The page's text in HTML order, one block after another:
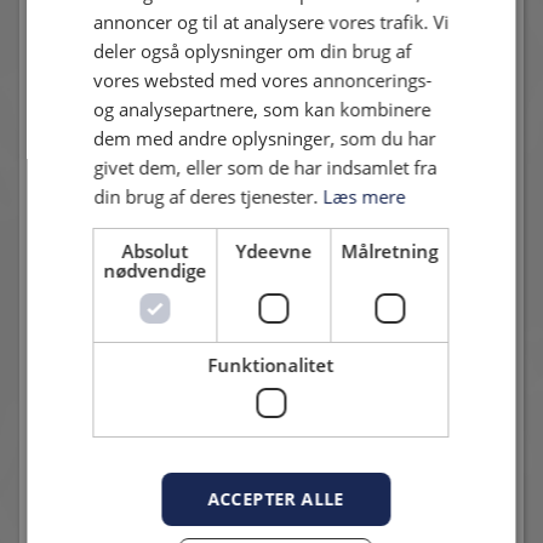
I første halvleg af omkampen satser begge hold lidt mere.
HIF har bolden i nettet efter et udmærket angreb, men der
annoncer og til at analysere vores trafik. Vi
deler også oplysninger om din brug af
vores websted med vores annoncerings-
og analysepartnere, som kan kombinere
dem med andre oplysninger, som du har
givet dem, eller som de har indsamlet fra
din brug af deres tjenester. Læs mere
Absolut
nødvendige
Ydeevne Målretning
Funktionalitet
ACCEPTER ALLE